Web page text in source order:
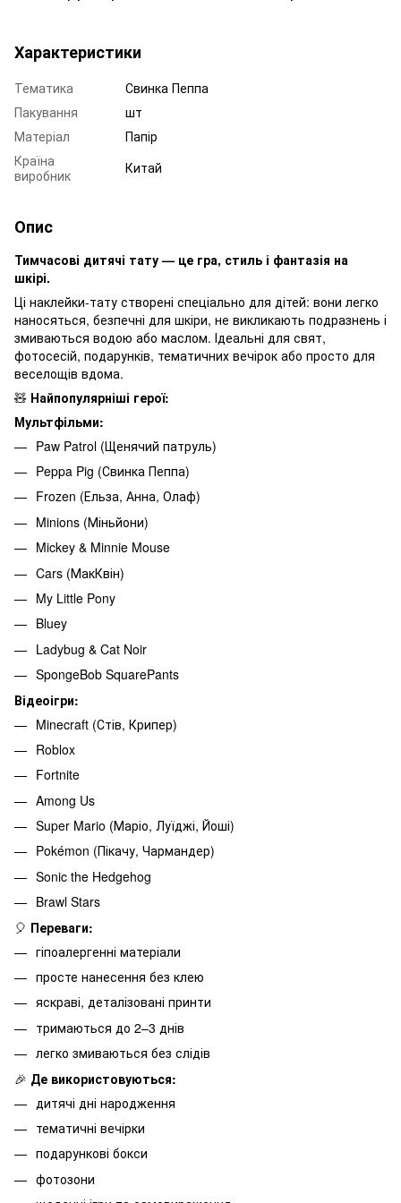
Характеристики
Тематика
Свинка Пеппа
Пакування
шт
Матеріал
Папір
Країна
виробник
Китай
Опис
Тимчасові дитячі тату — це гра, стиль і фантазія на
шкірі.
Ці наклейки-тату створені спеціально для дітей: вони легко
наносяться, безпечні для шкіри, не викликають подразнень і
змиваються водою або маслом. Ідеальні для свят,
фотосесій, подарунків, тематичних вечірок або просто для
веселощів вдома.
🧸 Найпопулярніші герої:
Мультфільми:
Paw Patrol (Щенячий патруль)
Peppa Pig (Свинка Пеппа)
Frozen (Ельза, Анна, Олаф)
Minions (Міньйони)
Mickey & Minnie Mouse
Cars (МакКвін)
My Little Pony
Bluey
Ladybug & Cat Noir
SpongeBob SquarePants
Відеоігри:
Minecraft (Стів, Крипер)
Roblox
Fortnite
Among Us
Super Mario (Маріо, Луїджі, Йоші)
Pokémon (Пікачу, Чармандер)
Sonic the Hedgehog
Brawl Stars
🎈 Переваги:
гіпоалергенні матеріали
просте нанесення без клею
яскраві, деталізовані принти
тримаються до 2–3 днів
легко змиваються без слідів
🎉 Де використовуються:
дитячі дні народження
тематичні вечірки
подарункові бокси
фотозони